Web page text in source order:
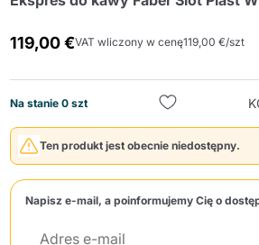
119,00 €VAT wliczony w cenę119,00 €/szt
Na stanie 0 szt
Ten produkt jest obecnie niedostępny.
Napisz e-mail, a poinformujemy Cię o
Wyślij